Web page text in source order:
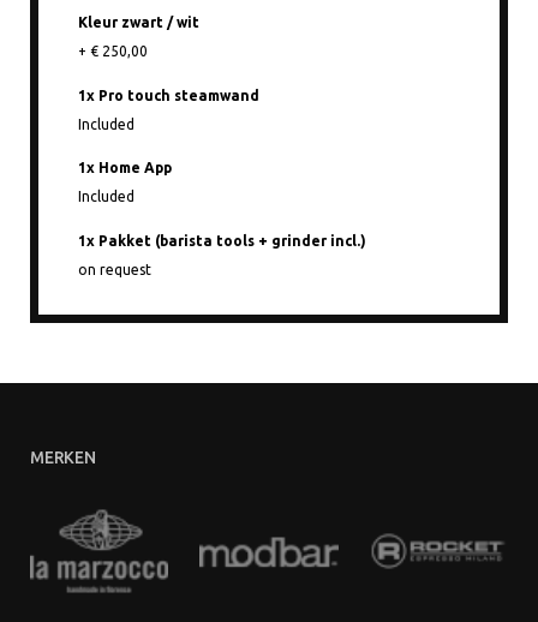
Kleur zwart / wit
+ € 250,00
1x Pro touch steamwand
Included
1x Home App
Included
1x Pakket (barista tools + grinder incl.)
on request
MERKEN